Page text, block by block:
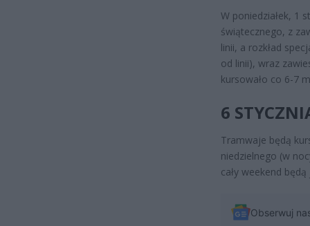
W poniedziałek, 1
świątecznego, z
linii, a rozkład
od linii), wraz
kursowało co 6-7
6
Tramwaje będą
niedzielnego (w
cały weekend
Obserwuj